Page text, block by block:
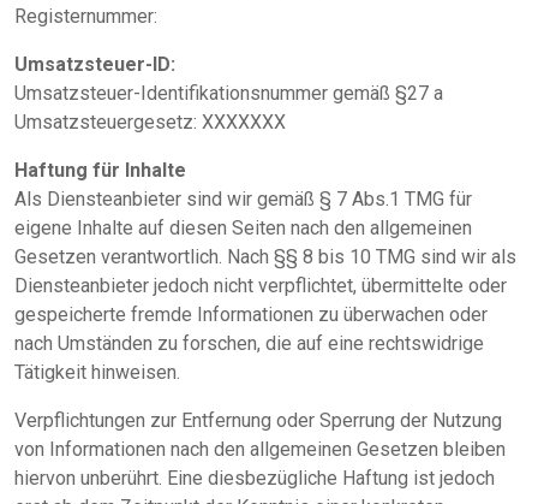
Registernummer:
Umsatzsteuer-ID:
Umsatzsteuer-Identifikationsnummer gemäß §27 a
Umsatzsteuergesetz: XXXXXXX
Haftung für Inhalte
Als Diensteanbieter sind wir gemäß § 7 Abs.1 TMG für
eigene Inhalte auf diesen Seiten nach den allgemeinen
Gesetzen verantwortlich. Nach §§ 8 bis 10 TMG sind wir als
Diensteanbieter jedoch nicht verpflichtet, übermittelte oder
gespeicherte fremde Informationen zu überwachen oder
nach Umständen zu forschen, die auf eine rechtswidrige
Tätigkeit hinweisen.
Verpflichtungen zur Entfernung oder Sperrung der Nutzung
von Informationen nach den allgemeinen Gesetzen bleiben
hiervon unberührt. Eine diesbezügliche Haftung ist jedoch